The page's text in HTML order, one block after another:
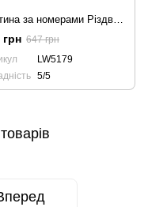
Картина за номерами Різдвяне казкове місто з фарбами металік LW5179
грн 647 грн
LW5179
5/5